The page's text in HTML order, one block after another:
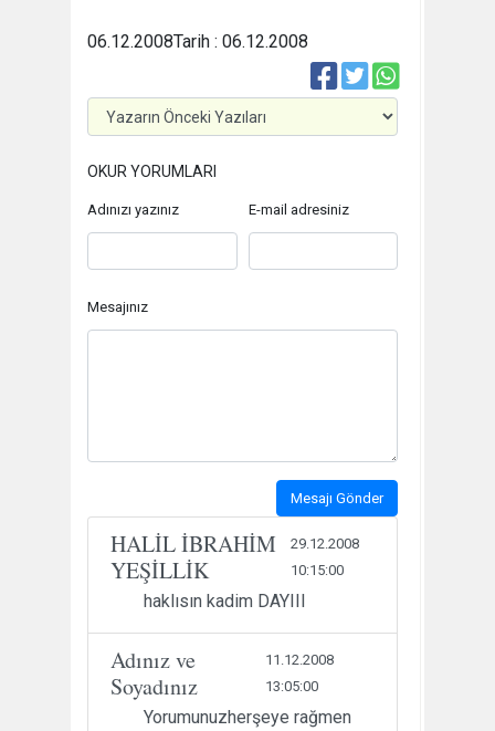
Tarih : 06.12.2008
06.12.2008
OKUR YORUMLARI
Adınızı yazınız E-mail adresiniz
Mesajınız
Mesajı Gönder
HALİL İBRAHİM
YEŞİLLİK
29.12.2008
10:15:00
haklısın kadim DAYIII
Adınız ve
Soyadınız
11.12.2008
13:05:00
Yorumunuzherşeye rağmen